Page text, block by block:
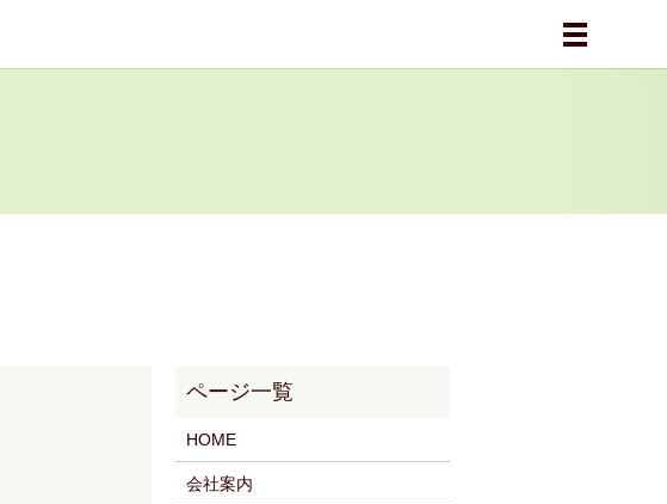
メニュー
HOME
会社案内